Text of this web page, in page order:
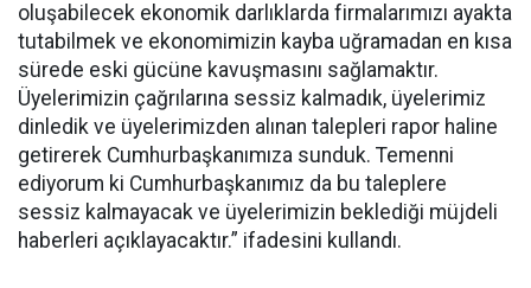
oluşabilecek ekonomik darlıklarda firmalarımızı ayakta
tutabilmek ve ekonomimizin kayba uğramadan en kısa
sürede eski gücüne kavuşmasını sağlamaktır.
Üyelerimizin çağrılarına sessiz kalmadık, üyelerimiz
dinledik ve üyelerimizden alınan talepleri rapor haline
getirerek Cumhurbaşkanımıza sunduk. Temenni
ediyorum ki Cumhurbaşkanımız da bu taleplere
sessiz kalmayacak ve üyelerimizin beklediği müjdeli
haberleri açıklayacaktır.” ifadesini kullandı.